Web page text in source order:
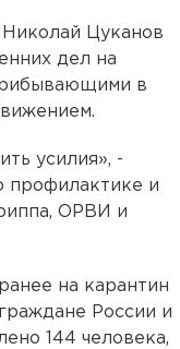
Цуканов
дел на
в
усилия», -
профилактике и
ОРВИ и
на карантин
России и
144 человека,